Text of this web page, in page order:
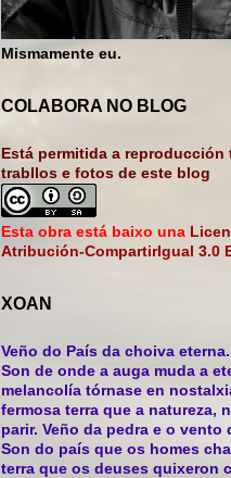
Mismamente eu.
COLABORA NO BLOG
Está permitida a
trabllos e fotos de este blog
Esta obra está baixo una
Atribución-CompartirIgual 3.0
XOAN
Veño do País da choiva
Son de onde a auga muda a
melancolía tórnase en
fermosa terra que a natureza,
parir. Veño da pedra e o
Son do país que os homes
terra que os deuses quixeron